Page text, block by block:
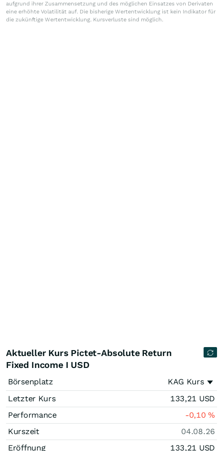
aufgrund ihrer Zusammensetzung und des möglichen Einsatzes von Derivaten
eine erhöhte Volatilität auf. Die bisherige Wertentwicklung ist kein Indikator für
die zukünftige Wertentwicklung. Kursverluste sind möglich.
Aktueller Kurs Pictet-Absolute Return
Fixed Income I USD
Börsenplatz
KAG Kurs
Letzter Kurs
133,21 USD
Performance
-0,10%
Kurszeit
04.08.26
Eröffnung
133,21 USD